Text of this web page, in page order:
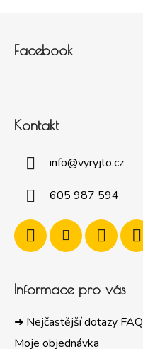
Facebook
Kontakt
info@vyryjto.cz
605 987 594
Informace pro vás
➜ Nejčastější dotazy FAQ
Moje objednávka